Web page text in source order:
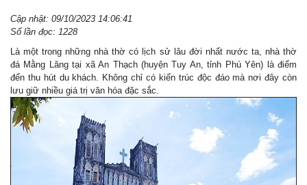
Cập nhật: 09/10/2023 14:06:41
Số lần đọc: 1228
Là một trong những nhà thờ có lịch sử lâu đời nhất nước ta, nhà thờ
đá Mằng Lăng tại xã An Thạch (huyện Tuy An, tỉnh Phú Yên) là điểm
đến thu hút du khách. Không chỉ có kiến trúc độc đáo mà nơi đây còn
lưu giữ nhiều giá trị văn hóa đặc sắc.